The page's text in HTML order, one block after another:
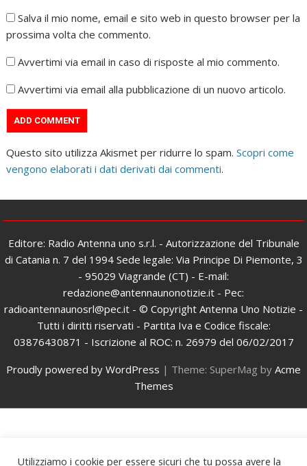
Salva il mio nome, email e sito web in questo browser per la
prossima volta che commento.
Avvertimi via email in caso di risposte al mio commento.
Avvertimi via email alla pubblicazione di un nuovo articolo.
Questo sito utilizza Akismet per ridurre lo spam.Scopri come
vengono elaborati i dati derivati dai commenti.
Editore: Radio Antenna uno s.r.l. - Autorizzazione del Tribunale
di Catania n. 7 del 1994 Sede legale: Via Principe Di Piemonte, 3
- 95029 Viagrande (CT) - E-mail:
redazione@antennaunonotizie.it - Pec:
radioantennaunosrl@pec.it - © Copyright Antenna Uno Notizie -
Tutti i diritti riservati - Partita Iva e Codice fiscale:
03876430871 - Iscrizione al ROC: n. 26979 del 06/02/2017
Proudly powered by WordPress | Theme: SuperMag by Acme
Themes
Utilizziamo i cookie per essere sicuri che tu possa avere la